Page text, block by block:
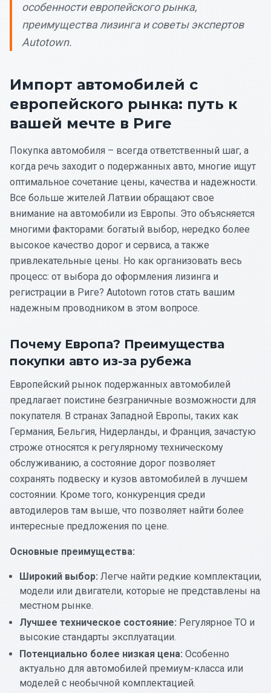
особенности европейского рынка,
преимущества лизинга и советы экспертов
Autotown.
Импорт автомобилей с
европейского рынка: путь к
вашей мечте в Риге
Покупка автомобиля – всегда ответственный шаг, а
когда речь заходит о подержанных авто, многие ищут
оптимальное сочетание цены, качества и надежности.
Все больше жителей Латвии обращают свое
внимание на автомобили из Европы. Это объясняется
многими факторами: богатый выбор, нередко более
высокое качество дорог и сервиса, а также
привлекательные цены. Но как организовать весь
процесс: от выбора до оформления лизинга и
регистрации в Риге? Autotown готов стать вашим
надежным проводником в этом вопросе.
Почему Европа? Преимущества
покупки авто из-за рубежа
Европейский рынок подержанных автомобилей
предлагает поистине безграничные возможности для
покупателя. В странах Западной Европы, таких как
Германия, Бельгия, Нидерланды, и Франция, зачастую
строже относятся к регулярному техническому
обслуживанию, а состояние дорог позволяет
сохранять подвеску и кузов автомобилей в лучшем
состоянии. Кроме того, конкуренция среди
автодилеров там выше, что позволяет найти более
интересные предложения по цене.
Основные преимущества:
Широкий выбор: Легче найти редкие комплектации,
модели или двигатели, которые не представлены на
местном рынке.
Лучшее техническое состояние: Регулярное ТО и
высокие стандарты эксплуатации.
Потенциально более низкая цена: Особенно
актуально для автомобилей премиум-класса или
моделей с необычной комплектацией.